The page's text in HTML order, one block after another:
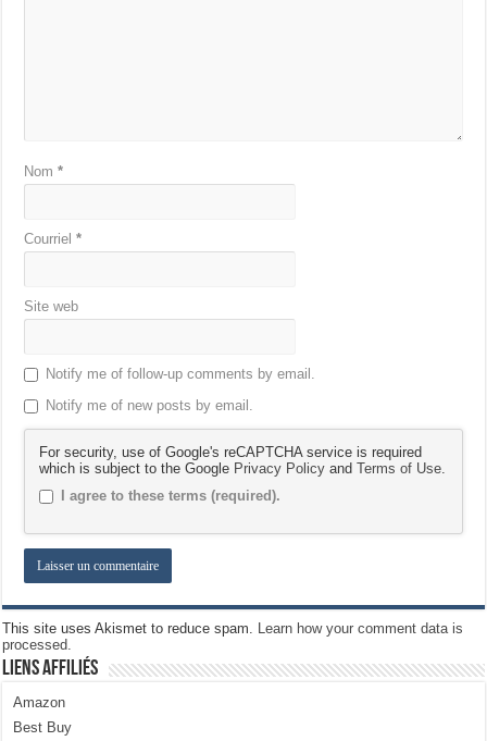
Nom*
Courriel*
Site web
Notify me of follow-up comments by email.
Notify me of new posts by email.
For security, use of Google's reCAPTCHA service is required
which is subject to the Google Privacy Policy andTerms of Use.
I agree to these terms (required).
This site uses Akismet to reduce spam. Learn how your comment data is
processed.
Liens Affiliés
Amazon
Best Buy